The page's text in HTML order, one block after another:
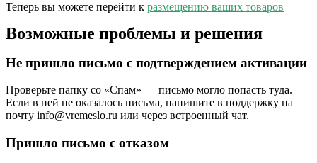
Теперь вы можете перейти к размещению ваших товаров
Возможные проблемы и решения
Не пришло письмо с подтверждением активации
Проверьте папку со «Спам» — письмо могло попасть туда.
Если в ней не оказалось письма, напишите в поддержку на
почту info@vremeslo.ru или через встроенный чат.
Пришло письмо с отказом